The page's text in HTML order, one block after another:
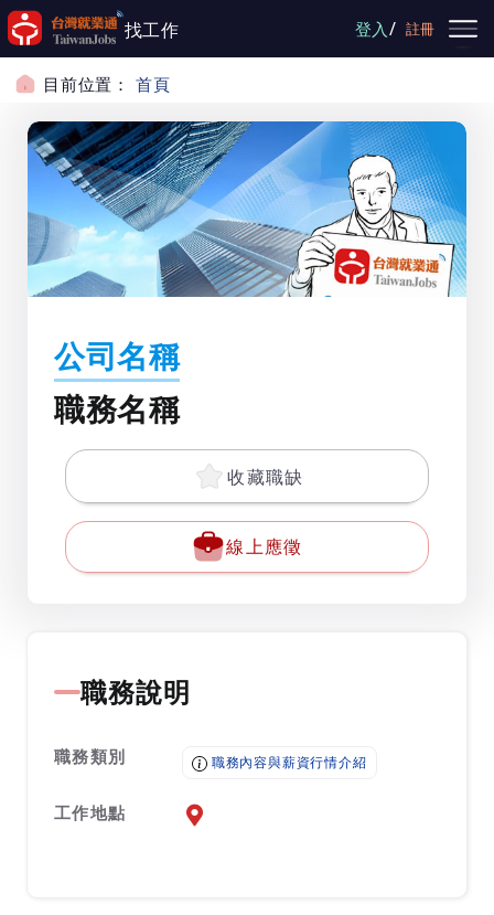
跳到主要內容
找工作 登入/ 註冊
目前位置： 首頁
公司名稱
職務名稱
收藏職缺
線上應徵
職務說明
職務類別 職務內容與薪資行情介紹
工作地點 前往查看地圖